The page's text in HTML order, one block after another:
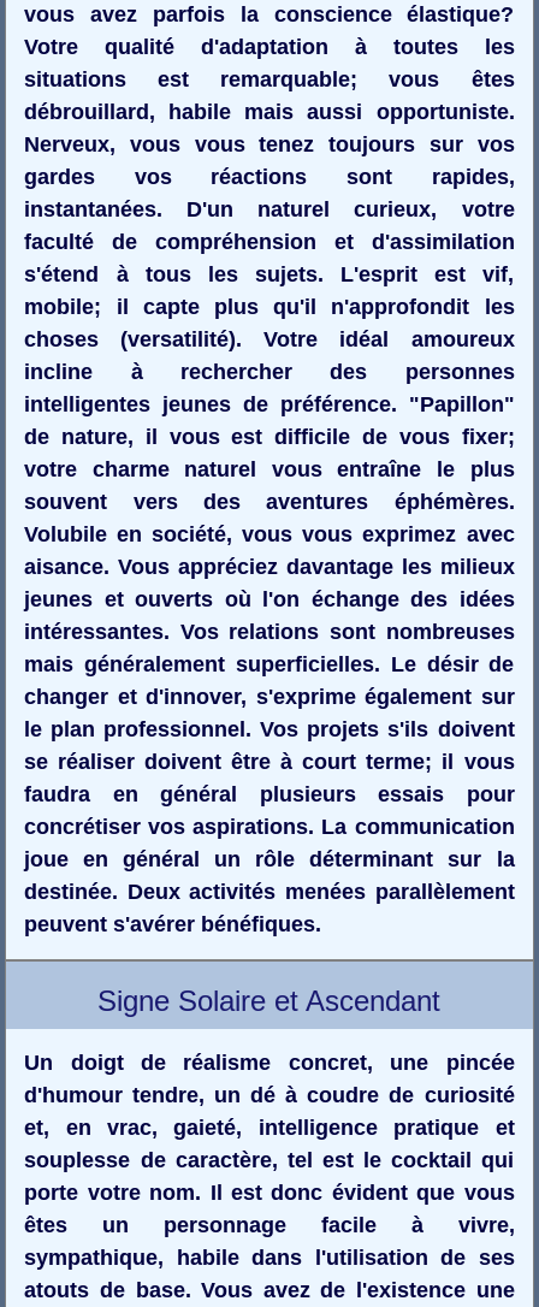
vous avez parfois la conscience élastique?
Votre qualité d'adaptation à toutes les
situations est remarquable; vous êtes
débrouillard, habile mais aussi opportuniste.
Nerveux, vous vous tenez toujours sur vos
gardes vos réactions sont rapides,
instantanées. D'un naturel curieux, votre
faculté de compréhension et d'assimilation
s'étend à tous les sujets. L'esprit est vif,
mobile; il capte plus qu'il n'approfondit les
choses (versatilité). Votre idéal amoureux
incline à rechercher des personnes
intelligentes jeunes de préférence. "Papillon"
de nature, il vous est difficile de vous fixer;
votre charme naturel vous entraîne le plus
souvent vers des aventures éphémères.
Volubile en société, vous vous exprimez avec
aisance. Vous appréciez davantage les milieux
jeunes et ouverts où l'on échange des idées
intéressantes. Vos relations sont nombreuses
mais généralement superficielles. Le désir de
changer et d'innover, s'exprime également sur
le plan professionnel. Vos projets s'ils doivent
se réaliser doivent être à court terme; il vous
faudra en général plusieurs essais pour
concrétiser vos aspirations. La communication
joue en général un rôle déterminant sur la
destinée. Deux activités menées parallèlement
peuvent s'avérer bénéfiques.
Signe Solaire et Ascendant
Un doigt de réalisme concret, une pincée
d'humour tendre, un dé à coudre de curiosité
et, en vrac, gaieté, intelligence pratique et
souplesse de caractère, tel est le cocktail qui
porte votre nom. Il est donc évident que vous
êtes un personnage facile à vivre,
sympathique, habile dans l'utilisation de ses
atouts de base. Vous avez de l'existence une